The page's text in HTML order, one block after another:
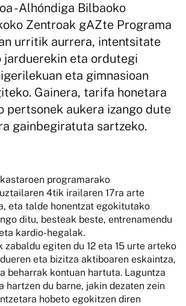
- Alhóndiga Bilbaoko
Zentroak gAZte Programa
urritik aurrera, intentsitate
jarduerekin eta ordutegi
eta gimnasioan
Gainera, tarifa honetara
pertsonek aukera izango dute
gainbegiratuta sartzeko.
programarako
4tik irailaren 17ra arte
eta talde honentzat egokitutako
ditu, besteak beste, entrenamendu
kardio-hegalak.
zabaldu egiten du 12 eta 15 urte arteko
eta bizitza aktiboaren eskaintza,
beharrak kontuan hartuta. Laguntza
hartzen du barne, jakin dezaten zein
hobeto egokitzen diren